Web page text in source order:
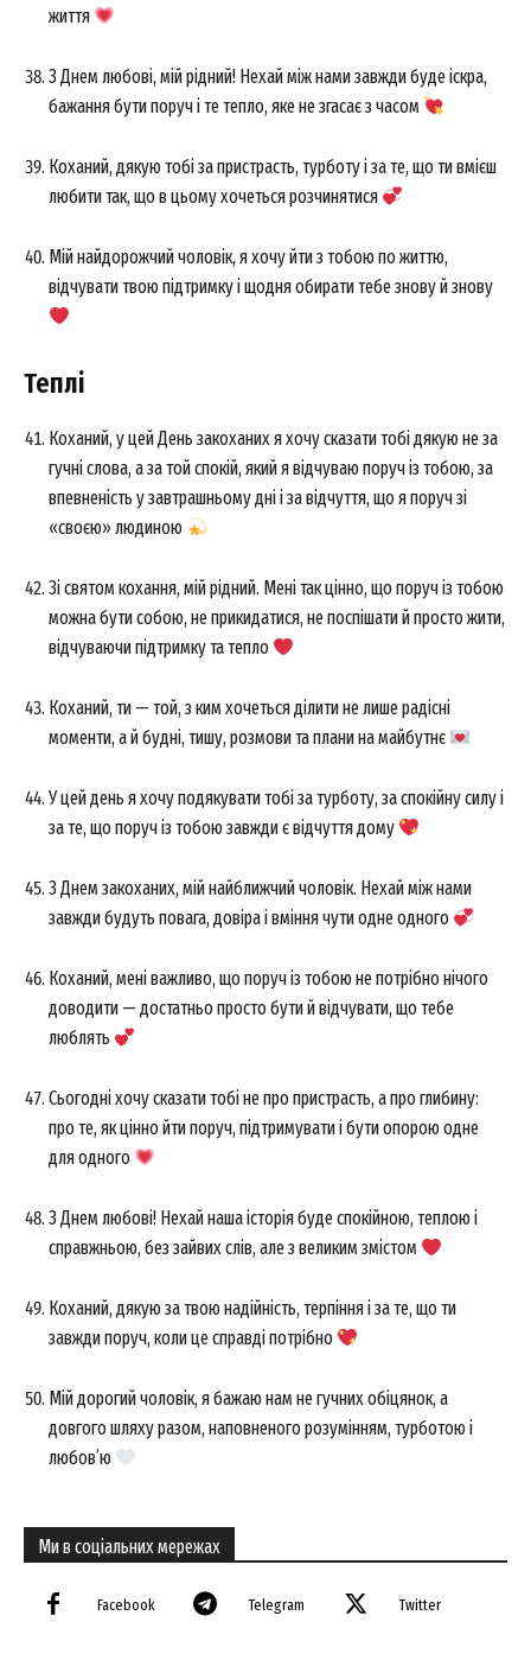
SUBSCRIBE NOW
Company
About
My account
життя
З Днем любові, мій рідний! Нехай між нами завжди буде іскра,
бажання бути поруч і те тепло, яке не згасає з часом
Коханий, дякую тобі за пристрасть, турботу і за те, що ти вмієш
любити так, що в цьому хочеться розчинятися
Мій найдорожчий чоловік, я хочу йти з тобою по життю,
відчувати твою підтримку і щодня обирати тебе знову й знову
Теплі
Коханий, у цей День закоханих я хочу сказати тобі дякую не за
гучні слова, а за той спокій, який я відчуваю поруч із тобою, за
впевненість у завтрашньому дні і за відчуття, що я поруч зі
«своєю» людиною
Зі святом кохання, мій рідний. Мені так цінно, що поруч із тобою
можна бути собою, не прикидатися, не поспішати й просто жити,
відчуваючи підтримку та тепло
Коханий, ти — той, з ким хочеться ділити не лише радісні
моменти, а й будні, тишу, розмови та плани на майбутнє
У цей день я хочу подякувати тобі за турботу, за спокійну силу і
за те, що поруч із тобою завжди є відчуття дому
З Днем закоханих, мій найближчий чоловік. Нехай між нами
завжди будуть повага, довіра і вміння чути одне одного
Коханий, мені важливо, що поруч із тобою не потрібно нічого
доводити — достатньо просто бути й відчувати, що тебе
люблять
Сьогодні хочу сказати тобі не про пристрасть, а про глибину:
про те, як цінно йти поруч, підтримувати і бути опорою одне
для одного
З Днем любові! Нехай наша історія буде спокійною, теплою і
справжньою, без зайвих слів, але з великим змістом
Коханий, дякую за твою надійність, терпіння і за те, що ти
завжди поруч, коли це справді потрібно
Мій дорогий чоловік, я бажаю нам не гучних обіцянок, а
довгого шляху разом, наповненого розумінням, турботою і
любов’ю
Ми в соціальних мережах
Facebook Telegram Twitter